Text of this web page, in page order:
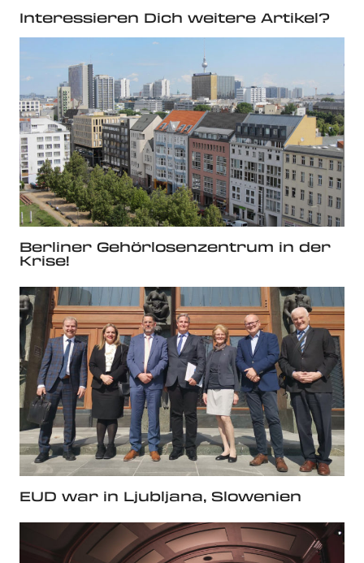
Interessieren Dich weitere Artikel?
Berliner Gehörlosenzentrum in der
Krise!
EUD war in Ljubljana, Slowenien